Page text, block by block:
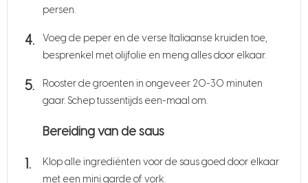
persen.
Voeg de peper en de verse Italiaanse kruiden toe,
besprenkel met olijfolie en meng alles door elkaar.
Rooster de groenten in ongeveer 20-30 minuten
gaar. Schep tussentijds een-maal om.
Bereiding van de saus
Klop alle ingrediënten voor de saus goed door elkaar
met een mini garde of vork.